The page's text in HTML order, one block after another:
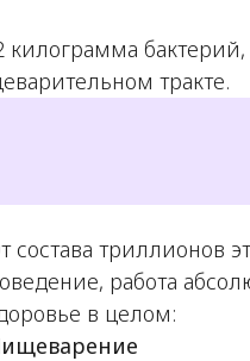
бактерий,
тракте.
состава триллионов
работа
в целом: